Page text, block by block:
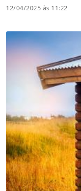
12/04/2025 às 11:22